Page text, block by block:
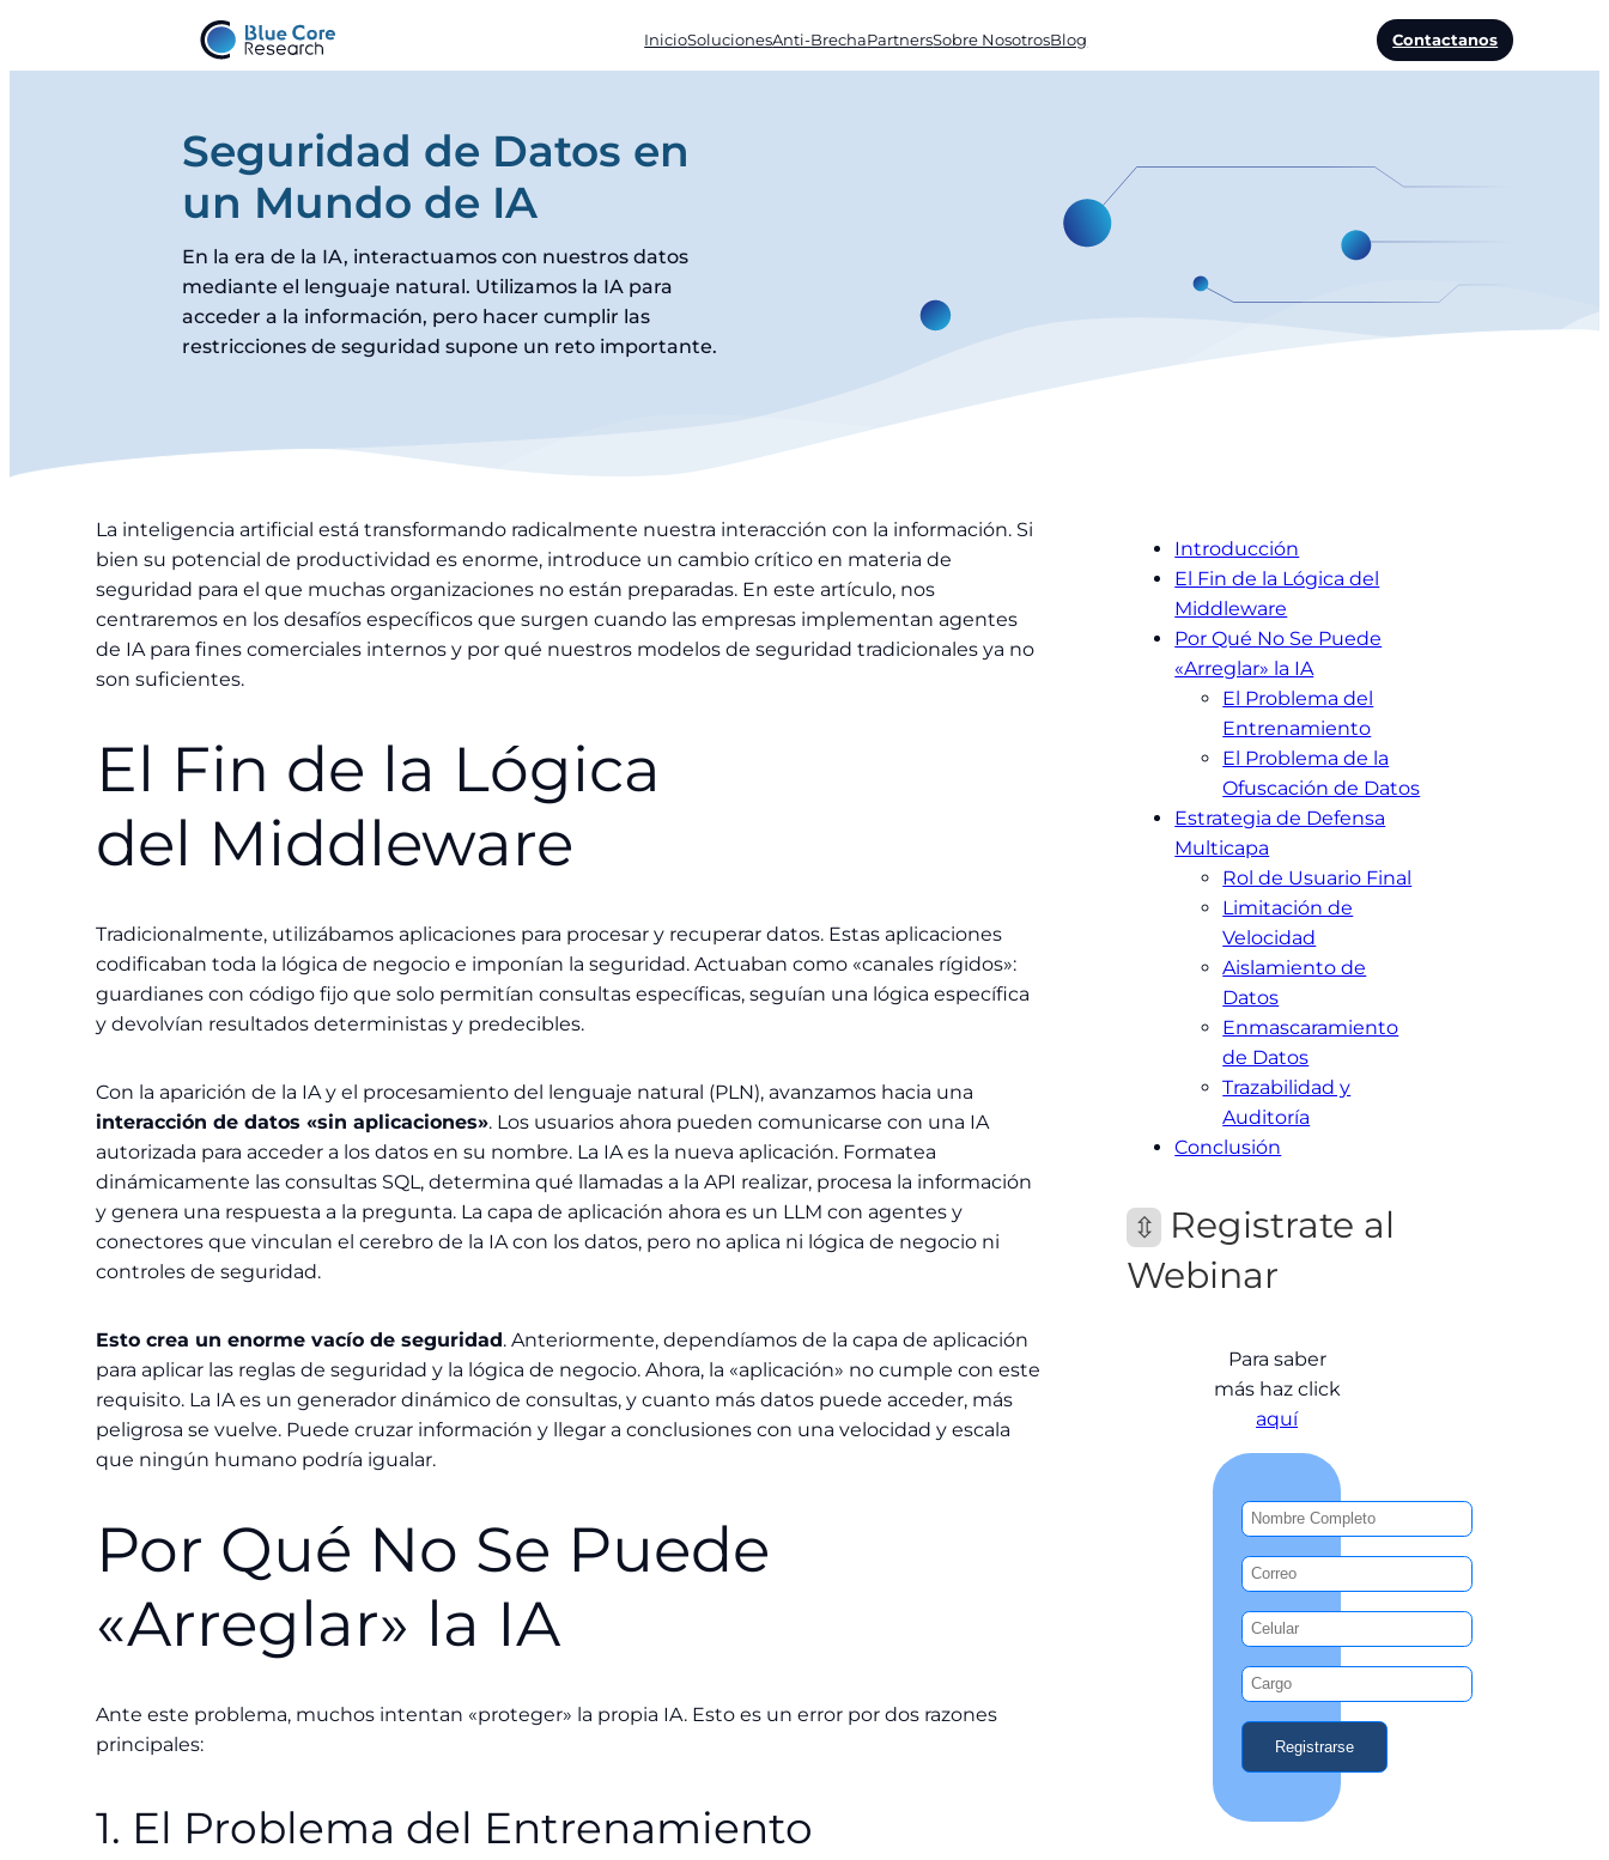
InicioSolucionesAnti-BrechaPartnersSobre NosotrosBlog Contactanos
Seguridad de Datos en
un Mundo de IA
En la era de la IA, interactuamos con nuestros datos
mediante el lenguaje natural. Utilizamos la IA para
acceder a la información, pero hacer cumplir las
restricciones de seguridad supone un reto importante.
La inteligencia artificial está transformando radicalmente nuestra interacción con la información. Si
bien su potencial de productividad es enorme, introduce un cambio crítico en materia de
seguridad para el que muchas organizaciones no están preparadas. En este artículo, nos
centraremos en los desafíos específicos que surgen cuando las empresas implementan agentes
de IA para fines comerciales internos y por qué nuestros modelos de seguridad tradicionales ya no
son suficientes.
El Fin de la Lógica
del Middleware
Tradicionalmente, utilizábamos aplicaciones para procesar y recuperar datos. Estas aplicaciones
codificaban toda la lógica de negocio e imponían la seguridad. Actuaban como «canales rígidos»:
guardianes con código fijo que solo permitían consultas específicas, seguían una lógica específica
y devolvían resultados deterministas y predecibles.
Con la aparición de la IA y el procesamiento del lenguaje natural (PLN), avanzamos hacia una
interacción de datos «sin aplicaciones». Los usuarios ahora pueden comunicarse con una IA
autorizada para acceder a los datos en su nombre. La IA es la nueva aplicación. Formatea
dinámicamente las consultas SQL, determina qué llamadas a la API realizar, procesa la información
y genera una respuesta a la pregunta. La capa de aplicación ahora es un LLM con agentes y
conectores que vinculan el cerebro de la IA con los datos, pero no aplica ni lógica de negocio ni
controles de seguridad.
Esto crea un enorme vacío de seguridad. Anteriormente, dependíamos de la capa de aplicación
para aplicar las reglas de seguridad y la lógica de negocio. Ahora, la «aplicación» no cumple con este
requisito. La IA es un generador dinámico de consultas, y cuanto más datos puede acceder, más
peligrosa se vuelve. Puede cruzar información y llegar a conclusiones con una velocidad y escala
que ningún humano podría igualar.
Por Qué No Se Puede
«Arreglar» la IA
Ante este problema, muchos intentan «proteger» la propia IA. Esto es un error por dos razones
principales:
1. El Problema del Entrenamiento
Introducción
El Fin de la Lógica del
Middleware
Por Qué No Se Puede
«Arreglar» la IA
El Problema del
Entrenamiento
El Problema de la
Ofuscación de Datos
Estrategia de Defensa
Multicapa
Rol de Usuario Final
Limitación de
Velocidad
Aislamiento de
Datos
Enmascaramiento
de Datos
Trazabilidad y
Auditoría
Conclusión
⇳
Registrate al
Webinar
Para saber
más haz click
aquí